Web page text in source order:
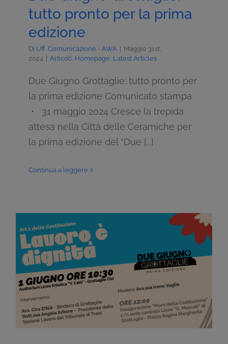
tutto pronto per la prima
edizione
Di Uff. Comunicazione - AWA | Maggio 31st,
2024 | Articoli Homepage Latest Articles
Due Giugno Grottaglie: tutto pronto per
la prima edizione Comunicato stampa
• 31 maggio 2024 Cresce la trepida
attesa nella Città delle Ceramiche per
la prima edizione del “Due [...]
Continua a leggere